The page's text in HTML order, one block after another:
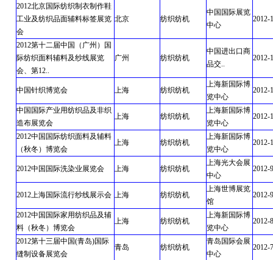
2012北京国际纺织制衣制作鞋
工业及纺织品面辅料标签展览
会
北京 纺织纺机
中国国际展览
中心
2012-
2012第十二届中国（广州）国
际纺织面料辅料及纱线展览
会、第12..
广州 纺织纺机
中国进出口商
品交..
2012-
中国针织博览会 上海 纺织纺机
上海新国际博
览中心
2012-
中国国际产业用纺织品及非织
造布展览会
上海 纺织纺机
上海新国际博
览中心
2012-
2012中国国际纺织面料及辅料
（秋冬）博览会
上海 纺织纺机
上海新国际博
览中心
2012-
2012中国国际洗染业展览会 上海 纺织纺机
上海光大会展
中心
2012-
2012上海国际流行纱线展示会 上海 纺织纺机
上海世博展览
馆
2012-
2012中国国际家用纺织品及辅
料（秋冬）博览会
上海 纺织纺机
上海新国际博
览中心
2012-
2012第十三届中国(青岛)国际
缝制设备展览会
青岛 纺织纺机
青岛国际会展
中心
2012-